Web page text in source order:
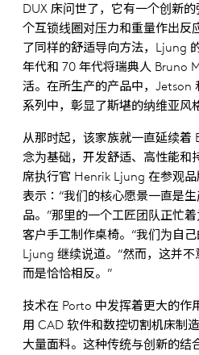
DUX 床问世了，它有一个创新
个互锁线圈对压力和重量作出反
了同样的舒适导向方法，Ljung
年代和 70 年代将瑞典人 Bruno
活。在所生产的产品中，Jetson
系列中，彰显了斯堪的纳维亚风
从那时起，该家族就一直延续着
念为基础，开发舒适、高性能和
席执行官 Henrik Ljung 在参观
表示：“我们的核心愿景一直是
品。”那里的一个工匠团队正忙
客户手工制作桌椅。“我们为自己
Ljung 继续说道。“然而，这并不
而是恰恰相反。”
技术在 Porto 中发挥着更大的作
用 CAD 软件和数控切割机床制
大量面料。这种传统与创新的结